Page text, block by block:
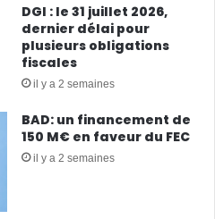
DGI : le 31 juillet 2026,
dernier délai pour
plusieurs obligations
fiscales
il y a 2 semaines
BAD: un financement de
150 M€ en faveur du FEC
il y a 2 semaines